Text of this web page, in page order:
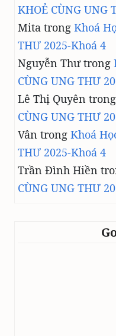
KHOẺ CÙNG UNG
Mita trong Khoá
THƯ 2025-Khoá 4
Nguyễn Thưtrong
CÙNG UNG THƯ
Lê Thị Quyên trong
CÙNG UNG THƯ
Vân trong Khoá
THƯ 2025-Khoá 4
Trần Đình Hiền
CÙNG UNG THƯ